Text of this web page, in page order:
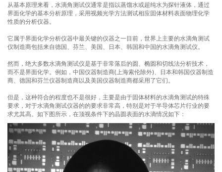
专业-领先-创新 3D接触角测量仪 界面化学专业产品 接触
从基本原理来看，水滴角测试仪通常是指以蒸馏水或超纯水为探针液体，通过
界面化学的基本分析原理，采用视频光学方法测试相应固体材料表面物理化学
性质的分析仪器。
它属于界面化学分析仪器中最关键的仪器之一目前，世界上主要的水滴角测试
仪制造商包括来自德国、芬兰、美国、日本、韩国和中国的水滴角测试仪。
然而，绝大多数水滴角测试仪是基于非常落后的圆、椭圆和切线法分析技术，
而不是界面化学。例如，中国仪器制造商(上海索伦除外)、日本和韩国仪器制造
商、德国和芬兰仪器制造商以及美国仪器制造商都采用了它们。
但是，这种符合的程度也不是很好，主要是由于固体材料的水滴角测试的特殊
要求，对于水滴角测试仪器的的要求非常高，特别是对于半导体芯片行业的要
求尤其高。如下图所示，在顶视条件下的晶圆表面的水滴情况如下：